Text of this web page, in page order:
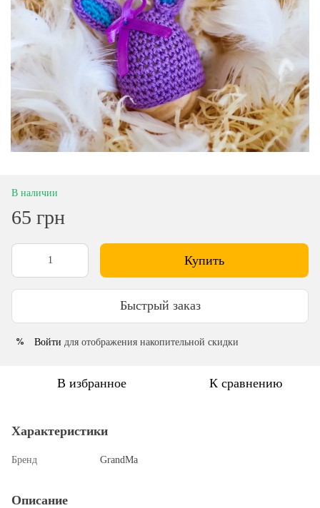
В наличии
65 грн
Купить
Быстрый заказ
% Войти для отображения накопительной скидки
В избранное К сравнению
Характеристики
Бренд GrandMa
Описание